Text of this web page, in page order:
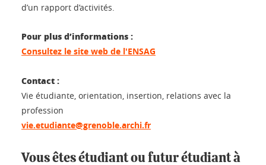
d’un rapport d’activités.
Pour plus d’informations :
Consultez le site web de l'ENSAG
Contact :
Vie étudiante, orientation, insertion, relations avec la
profession
vie.etudiante@grenoble.archi.fr
Vous êtes étudiant ou futur étudiant à